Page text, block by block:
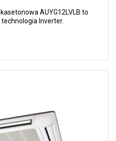
AUYG12LVLB to
Inverter.